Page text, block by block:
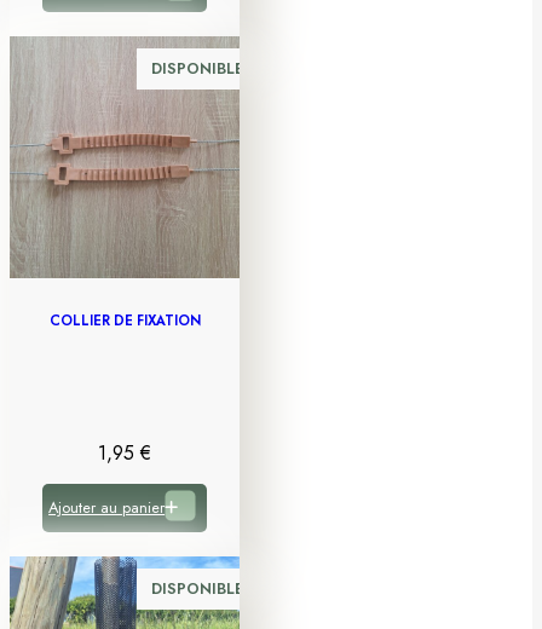
DISPONIBLE
COLLIER DE FIXATION
1,95€
Ajouter au panier
DISPONIBLE